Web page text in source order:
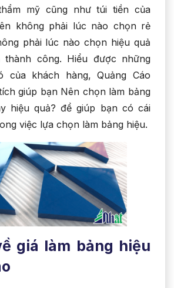
mỹ cũng như túi tiền của
không phải lúc nào chọn rẻ
phải lúc nào chọn hiệu quả
thành công. Hiểu được những
của khách hàng, Quảng Cáo
giúp bạn Nên chọn làm bảng
hiệu quả? để giúp bạn có cái
việc lựa chọn làm bảng hiệu.
giá làm bảng hiệu